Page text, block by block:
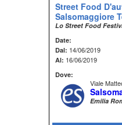
Street Food
Salsomaggiore
Lo Street Food
Date:
Dal: 14/06/2019
Al: 16/06/2019
Dove:
Viale
Emilia